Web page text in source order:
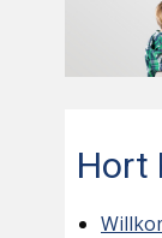
Hort